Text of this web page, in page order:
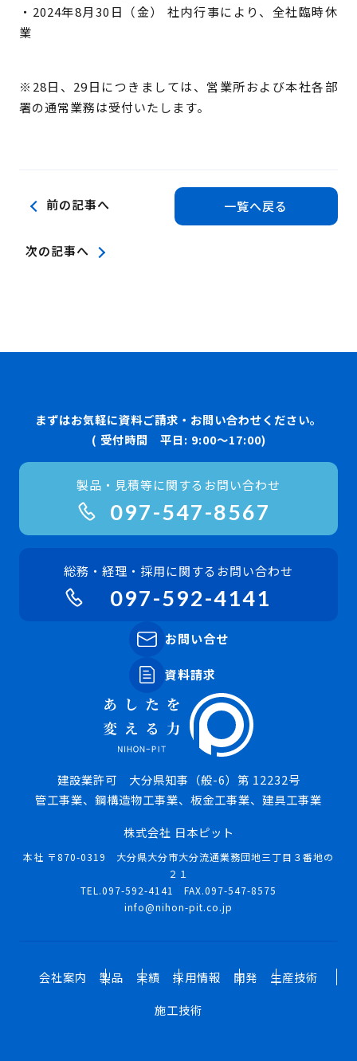
・2024年8月30日（金） 社内行事により、全社臨時休
業
※28日、29日につきましては、営業所および本社各部
署の通常業務は受付いたします。
前の記事へ
次の記事へ
一覧へ戻る
まずはお気軽に資料ご請求・お問い合わせください。
( 受付時間 平日: 9:00〜17:00)
製品・見積等に関するお問い合わせ
097-547-8567
総務・経理・採用に関するお問い合わせ
097-592-4141
お問い合せ
資料請求
建設業許可 大分県知事（般-6）第 12232号
管工事業、鋼構造物工事業、板金工事業、建具工事業
株式会社 日本ピット
本社 〒870-0319 大分県大分市大分流通業務団地三丁目３番地の
２１
TEL.097-592-4141 FAX.097-547-8575
info@nihon-pit.co.jp
会社案内 製品 実績 採用情報 開発
生産技術
施工技術